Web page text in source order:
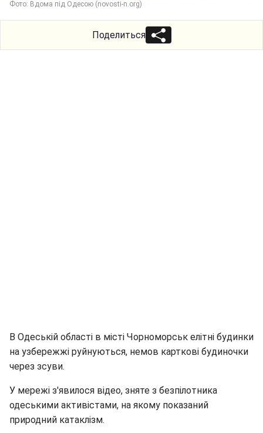
Фото: Вдома під Одесою (novosti-n.org)
Поделиться
В Одеській області в місті Чорноморськ елітні будинки
на узбережжі руйнуються, немов карткові будиночки
через зсуви.
У мережі з'явилося відео, зняте з безпілотника
одеськими активістами, на якому показаний
природний катаклізм.